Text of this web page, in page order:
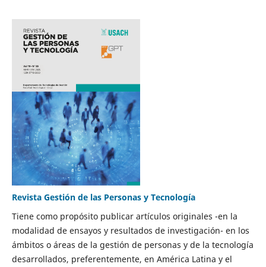
Revista Gestión de las Personas y Tecnología
Tiene como propósito publicar artículos originales -en la
modalidad de ensayos y resultados de investigación- en los
ámbitos o áreas de la gestión de personas y de la tecnología
desarrollados, preferentemente, en América Latina y el